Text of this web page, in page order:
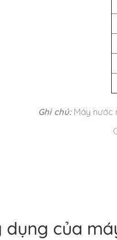
Ghi chú:Máy nước
dụng của